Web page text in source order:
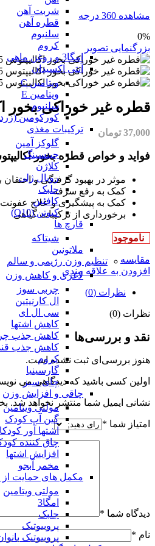
شربت آهن
قطره آهن
سلنیوم
کروم
امگا3 و روغن ماهی
آنتی اکسیدان
ویتامین C
ویتامین E
سلنیوم
کورکومین
ترکیبات مغذی
گلوکز آمین
جینسینگ
کلاژن
رویال ژلی
جلبک
کافئین
کیوتن (Q10)
قارچ ها
شیتاکه
ملاتونین
تنظیم وزن رژیمی و سالم
لاغری و کاهش وزن
چربی سوز
ال کارنیتین
سی ال ای
کاهش اشتها
کاهش جذب
کاهش جذب
کروم
گارسینیا
چای سبز
چاقی و افزایش وزن
مولتی ویتامین
گین آپ کودک
اشتها آور
چاق کننده
افزایش اشتها
مخمر آبجو
مکمل های حمایت از
مولتی ویتامین
امگا3
جلبک
پروبیوتیک
پروبیوتیک
مشاهده 360 درجه
0%
بزرگنمایی تصویر
قطره غیر خوراکی بخور اکالیپتوس 15
37,000 تومان
فواید و خواص قطره بخور
موثر در بهبود گرفتگی و احتقان
کمک به رفع سرفه
کمک به پیشگیری و علاج
برخورداری از ترکیبات گیاهی
ناموجود
مقایسه
افزودن به علاقه مندی
نظرات (0)
نظرات (0)
نقد و بررسی‌ها
هنوز بررسی‌ای ثبت نشده است.
اولین کسی باشید که دیدگاهی می نویسد “قطره
نشانی ایمیل شما منتشر نخواهد شد.
امتیاز شما *
دیدگاه شما *
نام *